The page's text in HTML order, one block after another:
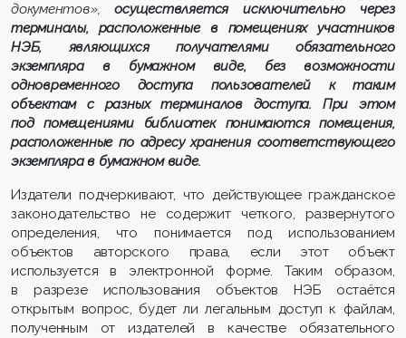
документов»,осуществляется исключительно через
терминалы, расположенные в помещениях участников
НЭБ, являющихся получателями обязательного
экземпляра в бумажном виде, без возможности
одновременного доступа пользователей к таким
объектам с разных терминалов доступа. При этом
под помещениями библиотек понимаются помещения,
расположенные по адресу хранения соответствующего
экземпляра в бумажном виде.
Издатели подчеркивают, что действующее гражданское
законодательство не содержит четкого, развернутого
определения, что понимается под использованием
объектов авторского права, если этот объект
используется в электронной форме. Таким образом,
в разрезе использования объектов НЭБ остаётся
открытым вопрос, будет ли легальным доступ к файлам,
полученным от издателей в качестве обязательного